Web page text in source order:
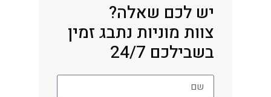
יש לכם שאלה?
צוות מוניות נתבג זמין
בשבילכם 24/7